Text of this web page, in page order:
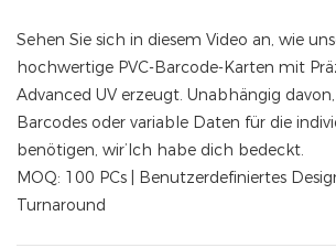
Sehen Sie sich in diesem Video an, wie
hochwertige PVC-Barcode-Karten mit
Advanced UV erzeugt. Unabhängig
Barcodes oder variable Daten für die
benötigen, wir’Ich habe dich bedeckt.
MOQ: 100 PCs | Benutzerdefiniertes
Turnaround